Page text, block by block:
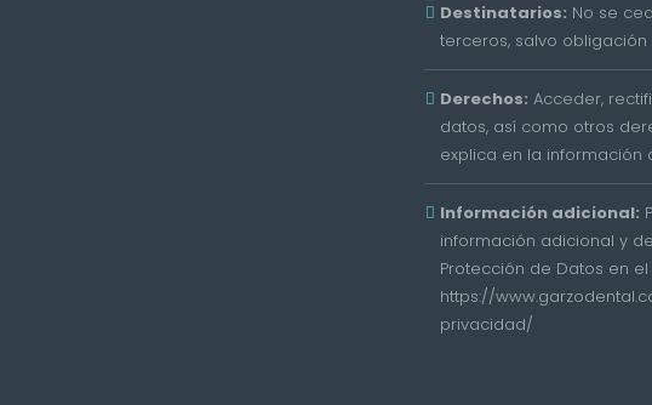
Destinatarios: No se
terceros, salvo obligación
Derechos: Acceder,
datos, así como otros
explica en la información
Información adicional:
información adicional y
Protección de Datos en
https://
privacidad/